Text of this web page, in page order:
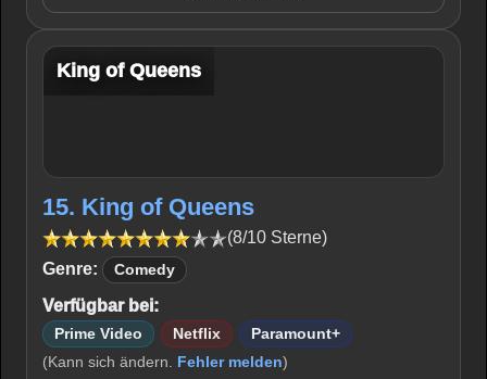
King of Queens
15. King of Queens
(8/10 Sterne)
Genre:
Comedy
Verfügbar bei:
Prime Video Netflix
Paramount+
(Kann sich ändern. Fehler melden)